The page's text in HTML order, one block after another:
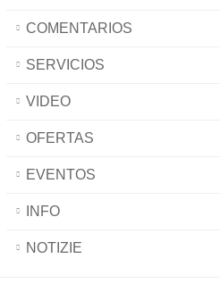
COMENTARIOS
SERVICIOS
VIDEO
OFERTAS
EVENTOS
INFO
NOTIZIE